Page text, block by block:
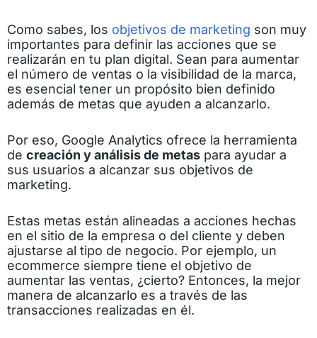
Como sabes, los objetivos de marketing son muy
importantes para definir las acciones que se
realizarán en tu plan digital. Sean para aumentar
el número de ventas o la visibilidad de la marca,
es esencial tener un propósito bien definido
además de metas que ayuden a alcanzarlo.
Por eso, Google Analytics ofrece la herramienta
de creación y análisis de metas para ayudar a
sus usuarios a alcanzar sus objetivos de
marketing.
Estas metas están alineadas a acciones hechas
en el sitio de la empresa o del cliente y deben
ajustarse al tipo de negocio. Por ejemplo, un
ecommerce siempre tiene el objetivo de
aumentar las ventas, ¿cierto? Entonces, la mejor
manera de alcanzarlo es a través de las
transacciones realizadas en él.